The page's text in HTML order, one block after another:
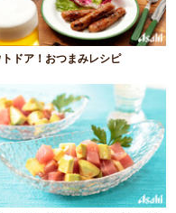
トドア！おつまみレシピ